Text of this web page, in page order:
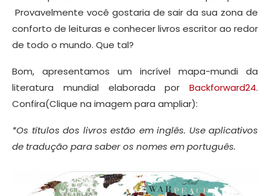
Provavelmente você gostaria de sair da sua zona de
conforto de leituras e conhecer livros escritor ao redor
de todo o mundo. Que tal?
Bom, apresentamos um incrível mapa-mundi da
literatura mundial elaborada por Backforward24.
Confira(Clique na imagem para ampliar):
*Os títulos dos livros estão em inglês. Use aplicativos
de tradução para saber os nomes em português.